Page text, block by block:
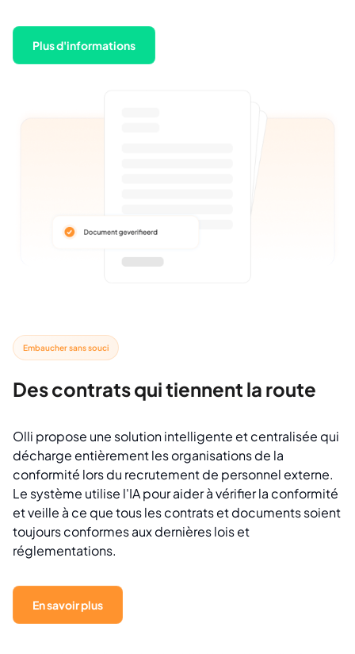
Plus d'informations
Embaucher sans souci
Des contrats qui tiennent la route
Olli propose une solution intelligente et centralisée qui
décharge entièrement les organisations de la
conformité lors du recrutement de personnel externe.
Le système utilise l'IA pour aider à vérifier la conformité
et veille à ce que tous les contrats et documents soient
toujours conformes aux dernières lois et
réglementations.
En savoir plus